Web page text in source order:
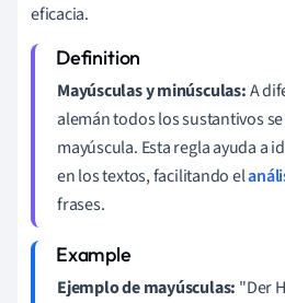
eficacia.
Mayúsculas y minúsculas:A
alemán todos los sustantivos
mayúscula. Esta regla ayuda a
en los textos, facilitando el
frases.
Ejemplo de mayúsculas: "Der